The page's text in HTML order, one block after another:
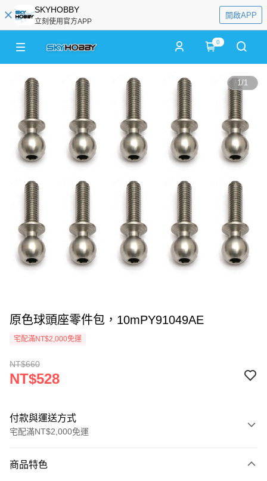
SKYHOBBY
立刻使用官方APP
開啟APP
0
1/1
原色球頭座零件包，10mPY91049AE
宅配滿NT$2,000免運
NT$660
NT$528
付款與運送方式
宅配滿NT$2,000免運
信用卡一次付款
商品特色